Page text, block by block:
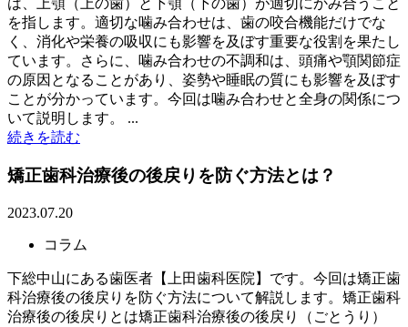
を指します。適切な噛み合わせは、歯の咬合機能だけでな
く、消化や栄養の吸収にも影響を及ぼす重要な役割を果たし
ています。さらに、噛み合わせの不調和は、頭痛や顎関節症
の原因となることがあり、姿勢や睡眠の質にも影響を及ぼす
ことが分かっています。今回は噛み合わせと全身の関係につ
いて説明します。 ...
続きを読む
矯正歯科治療後の後戻りを防ぐ方法とは？
2023.07.20
コラム
下総中山にある歯医者【上田歯科医院】です。今回は矯正歯
科治療後の後戻りを防ぐ方法について解説します。矯正歯科
治療後の後戻りとは矯正歯科治療後の後戻り（ごとうり）